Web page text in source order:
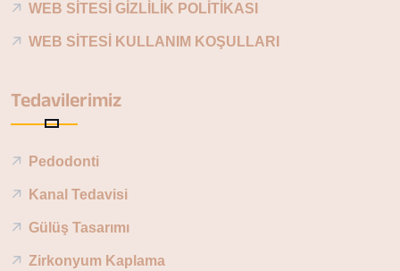
WEB SİTESİ GİZLİLİK POLİTİKASI
WEB SİTESİ KULLANIM KOŞULLARI
Tedavilerimiz
Pedodonti
Kanal Tedavisi
Gülüş Tasarımı
Zirkonyum Kaplama